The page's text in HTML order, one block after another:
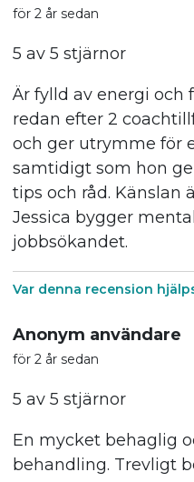
för 2 år sedan
5 av 5 stjärnor
Är fylld av energi
redan efter 2
och ger utrymme för
samtidigt som hon
tips och råd. Känslan
Jessica bygger
jobbsökandet.
Var denna recension
Anonym användare
för 2 år sedan
5 av 5 stjärnor
En mycket behaglig
behandling. Trevligt